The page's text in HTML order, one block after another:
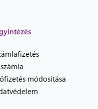
módosítása